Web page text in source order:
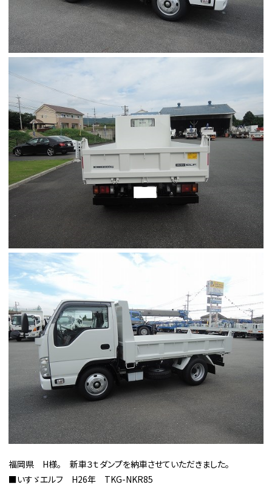
福岡県 H様。 新車３ｔダンプを納車させていただきました。
■いすゞエルフ H26年 TKG-NKR85